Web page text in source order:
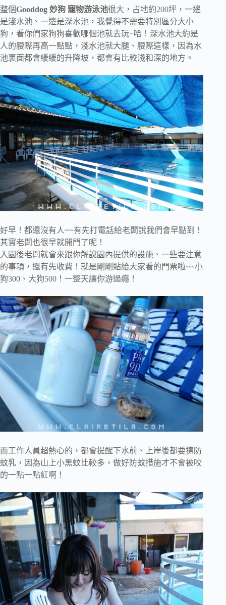
整個Gooddog 妙狗 寵物游泳池很大，占地約200坪，一邊
是淺水池、一邊是深水池，我覺得不需要特別區分大小
狗，看你們家狗狗喜歡哪個池就去玩~哈！深水池大約是
人的腰際再高一點點，淺水池就大腿、腰際這樣，因為水
池裏面都會緩緩的升降坡，都會有比較淺和深的地方。
好早！都還沒有人~~有先打電話給老闆說我們會早點到！
其實老闆也很早就開門了呢！
入園後老闆就會來跟你解說園內提供的設施、一些要注意
的事項，還有先收費！就是剛剛貼給大家看的門票啦~~小
狗300、大狗500！一整天讓你游過癮！
而工作人員超熱心的，都會提醒下水前、上岸後都要擦防
蚊乳，因為山上小黑蚊比較多，做好防蚊措施才不會被咬
的一點一點紅啊！